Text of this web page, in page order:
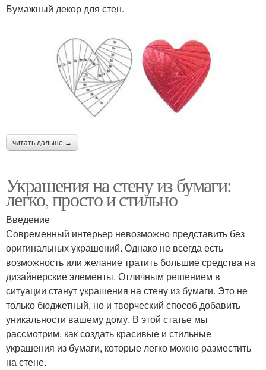
Бумажный декор для стен.
читать дальше →
Украшения на стену из бумаги:
легко, просто и стильно
Введение
Современный интерьер невозможно представить без
оригинальных украшений. Однако не всегда есть
возможность или желание тратить большие средства на
дизайнерские элементы. Отличным решением в
ситуации станут украшения на стену из бумаги. Это не
только бюджетный, но и творческий способ добавить
уникальности вашему дому. В этой статье мы
рассмотрим, как создать красивые и стильные
украшения из бумаги, которые легко можно разместить
на стене.